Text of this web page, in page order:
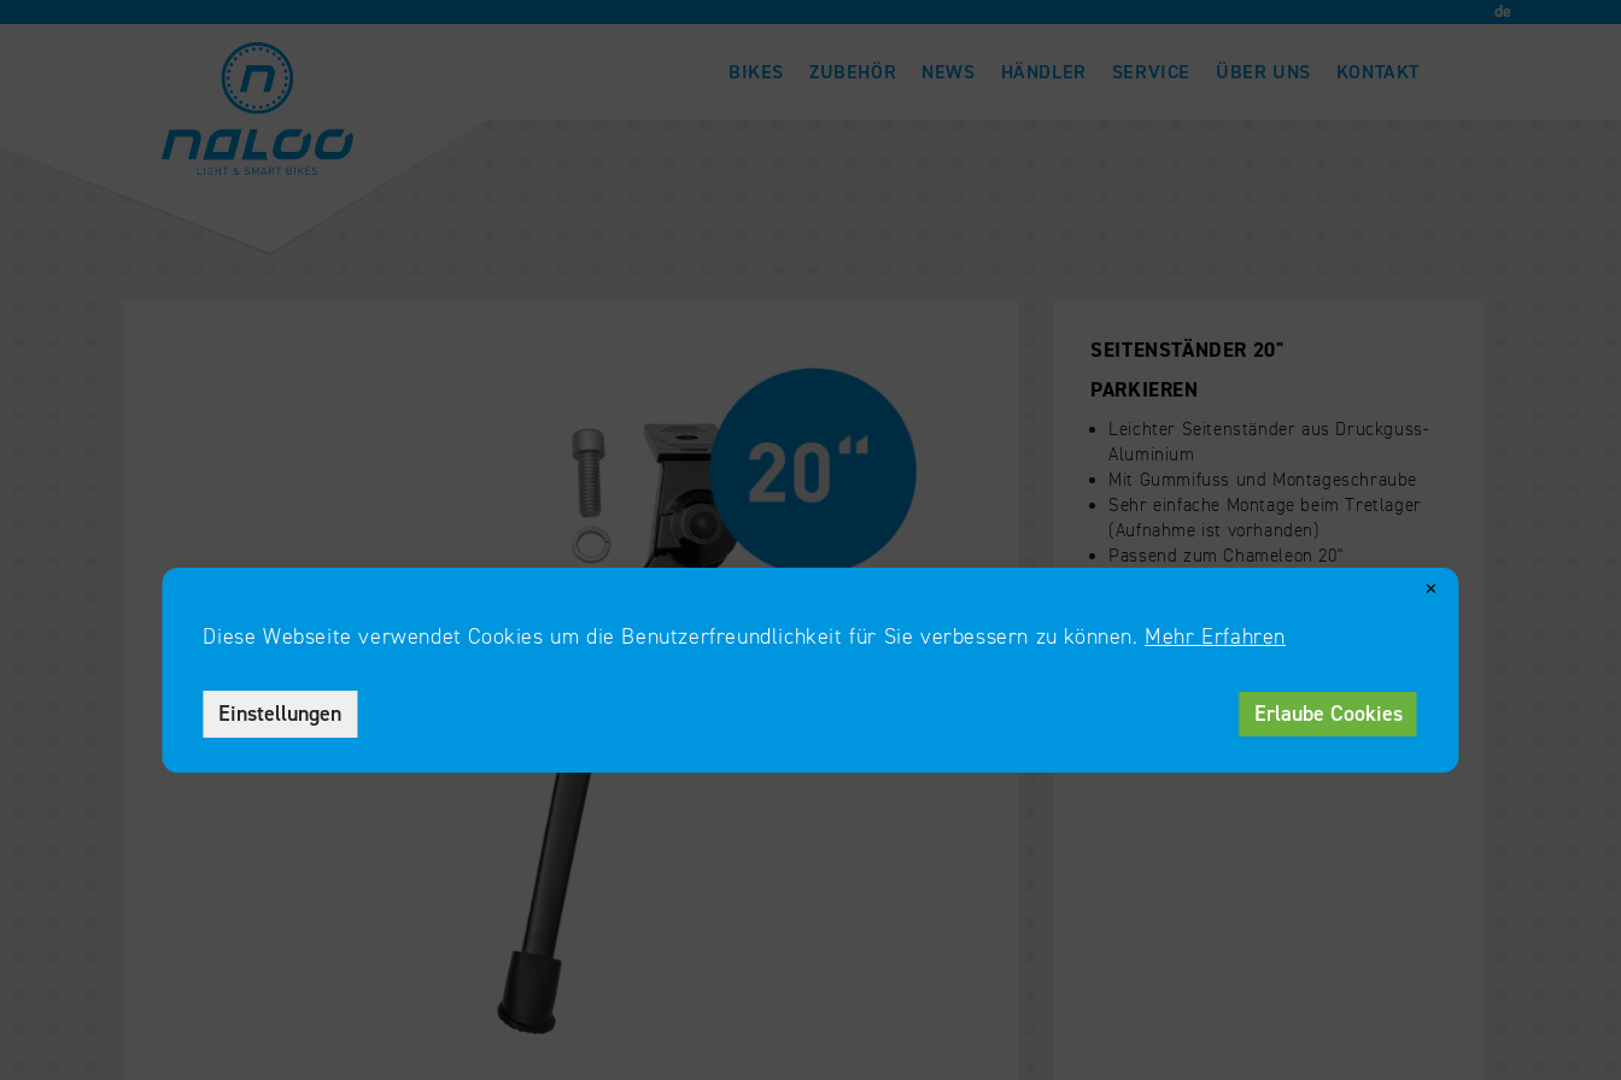
de
..
BIKES ZUBEHÖR NEWS HÄNDLER SERVICE ÜBER UNS KONTAKT
SEITENSTÄNDER 20"
PARKIEREN
Leichter Seitenständer aus Druckguss-
Aluminium
Mit Gummifuss und Montageschraube
Sehr einfache Montage beim Tretlager
(Aufnahme ist vorhanden)
Passend zum Chameleon 20"
✕
Diese Webseite verwendet Cookies um die Benutzerfreundlichkeit für Sie verbessern zu können. Mehr Erfahren
Wesentliche Cookies ermöglichen grundlegende Funktionen und
sind für das reibungslose Funktionieren der Website erforderlich.
Einstellungen Erlaube Cookies